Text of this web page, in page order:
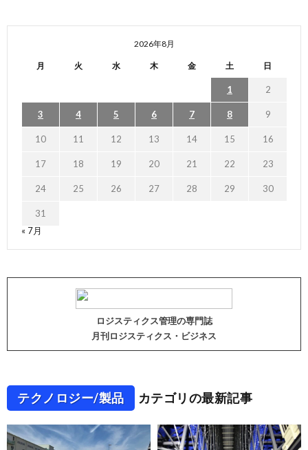
2026年8月
月 火 水 木 金 土 日
1 2
3 4 5 6 7 8 9
10 11 12 13 14 15 16
17 18 19 20 21 22 23
24 25 26 27 28 29 30
31
« 7月
ロジスティクス管理の専門誌
月刊ロジスティクス・ビジネス
テクノロジー/製品 カテゴリの最新記事